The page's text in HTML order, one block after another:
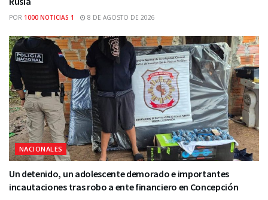
POR 1000 NOTICIAS 1 8 DE AGOSTO DE 2026
NACIONALES
Un detenido, un adolescente demorado e importantes
incautaciones tras robo a ente financiero en Concepción